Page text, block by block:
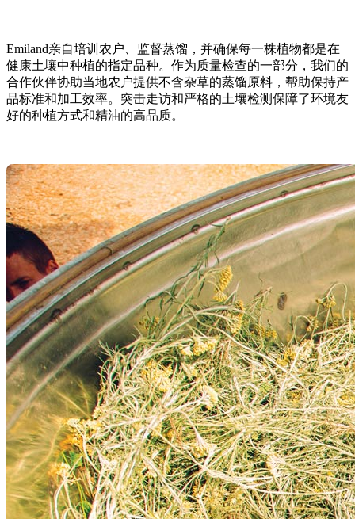
Emiland亲自培训农户、监督蒸馏，并确保每一株植物都是在
健康土壤中种植的指定品种。作为质量检查的一部分，我们的
合作伙伴协助当地农户提供不含杂草的蒸馏原料，帮助保持产
品标准和加工效率。突击走访和严格的土壤检测保障了环境友
好的种植方式和精油的高品质。